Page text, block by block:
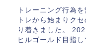
トレーニング行為
トレから始まりク
り着きました。
ヒルゴールド目指し